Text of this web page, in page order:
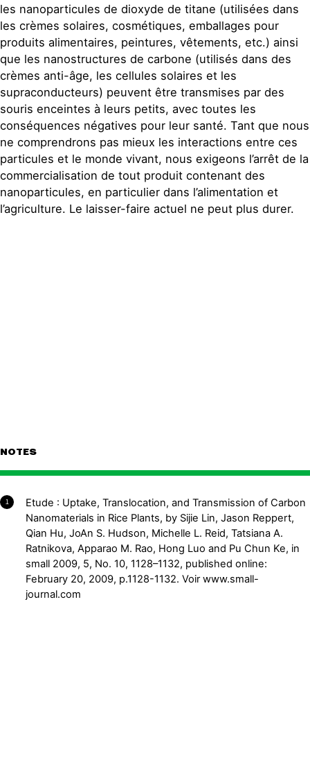
les nanoparticules de dioxyde de titane (utilisées dans
les crèmes solaires, cosmétiques, emballages pour
produits alimentaires, peintures, vêtements, etc.) ainsi
que les nanostructures de carbone (utilisés dans des
crèmes anti-âge, les cellules solaires et les
supraconducteurs) peuvent être transmises par des
souris enceintes à leurs petits, avec toutes les
conséquences négatives pour leur santé. Tant que nous
ne comprendrons pas mieux les interactions entre ces
particules et le monde vivant, nous exigeons l’arrêt de la
commercialisation de tout produit contenant des
nanoparticules, en particulier dans l’alimentation et
l’agriculture. Le laisser-faire actuel ne peut plus durer.
NOTES
1
Etude : Uptake, Translocation, and Transmission of Carbon
Nanomaterials in Rice Plants, by Sijie Lin, Jason Reppert,
Qian Hu, JoAn S. Hudson, Michelle L. Reid, Tatsiana A.
Ratnikova, Apparao M. Rao, Hong Luo and Pu Chun Ke, in
small 2009, 5, No. 10, 1128–1132, published online:
February 20, 2009, p.1128-1132. Voir www.small-
journal.com